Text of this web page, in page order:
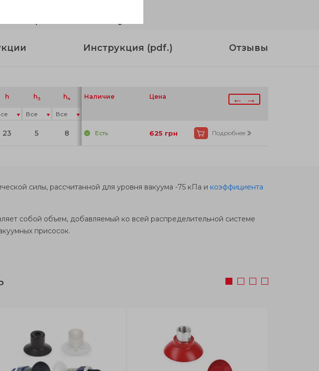
латунь
Инструкция (pdf.) Отзывы
h h3 h4 h1
Наличие Цена ← →
23 5 8 2.5
Есть 625 грн Подробнее
силы, рассчитанной для уровня вакуума -75 кПа и коэффициента
собой объем, добавляемый ко всей распределительной системе
присосок.